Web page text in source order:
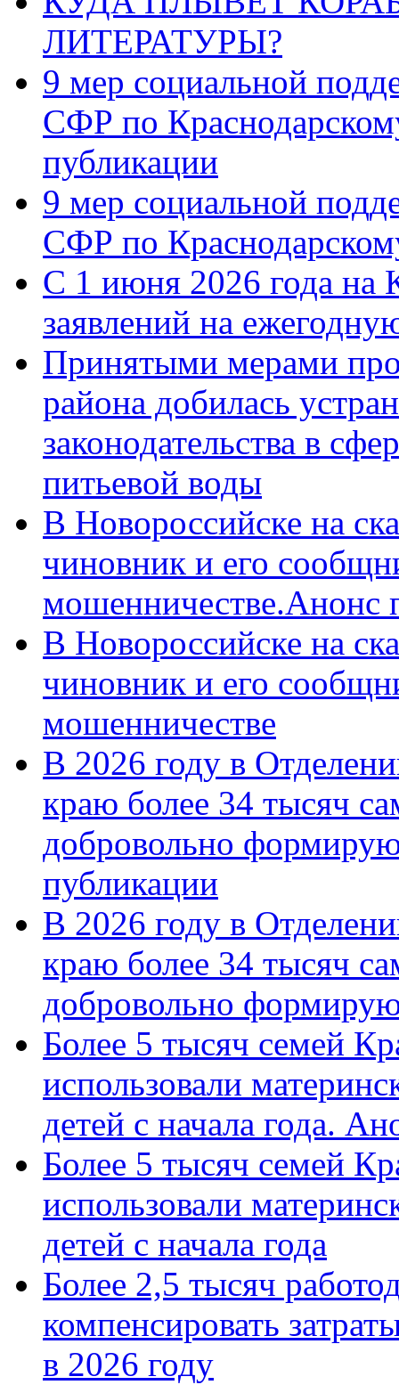
ЛИТЕРАТУРЫ?
9 мер социальной
СФР по
публикации
9 мер социальной
СФР по
С 1 июня 2026 года на
заявлений на
Принятыми мерами
района добилась
законодательства в
питьевой воды
В Новороссийске на
чиновник и его
мошенничестве.Анонс
В Новороссийске на
чиновник и его
мошенничестве
В 2026 году в
краю более 34 тысяч
добровольно
публикации
В 2026 году в
краю более 34 тысяч
добровольно
Более 5 тысяч семей
использовали
детей с начала года.
Более 5 тысяч семей
использовали
детей с начала года
Более 2,5 тысяч
компенсировать
в 2026 году